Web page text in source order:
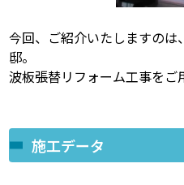
今回、ご紹介いたしますの
邸。
波板張替リフォーム工事をご
施工データ